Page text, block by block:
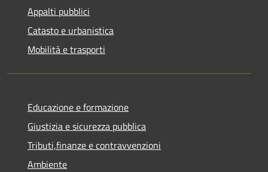
Appalti pubblici
Catasto e urbanistica
Mobilità e trasporti
Educazione e formazione
Giustizia e sicurezza pubblica
Tributi,finanze e contravvenzioni
Ambiente